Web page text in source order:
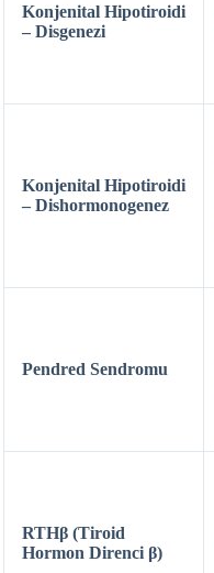
Konjenital Hipotiroidi
– Disgenezi
Konjenital Hipotiroidi
– Dishormonogenez
Pendred Sendromu
RTHβ (Tiroid
Hormon Direnci β)